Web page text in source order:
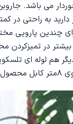
دارید به راحتی
چندین پارویی
در
داد.